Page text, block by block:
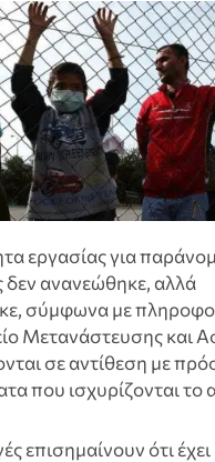
εργασίας για
δεν ανανεώθηκε, αλλά
σύμφωνα με
Μετανάστευσης και
σε αντίθεση με
που ισχυρίζονται το
επισημαίνουν ότι έχει